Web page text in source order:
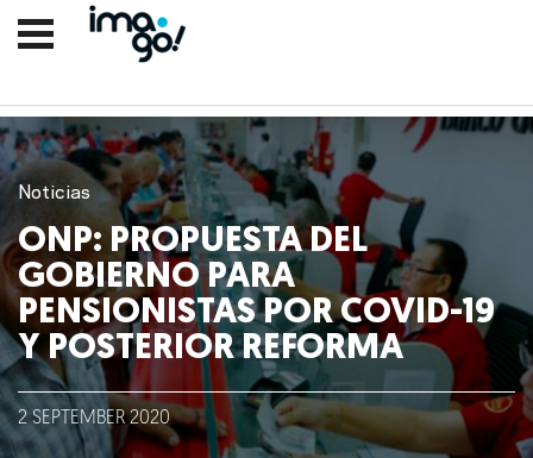
Nosotros
Clientes
Noticias
ONP: PROPUESTA DEL
GOBIERNO PARA
PENSIONISTAS POR COVID-19
Y POSTERIOR REFORMA
2 SEPTEMBER 2020